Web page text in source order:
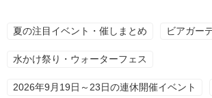
夏の注目イベント・催しまとめ ビアガー
水かけ祭り・ウォーターフェス
2026年9月19日～23日の連休開催イベント